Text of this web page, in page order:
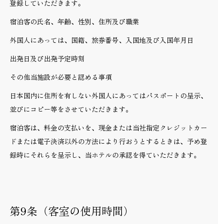
登録していただきます。
宿泊客の氏名、年齢、性別、住所及び職業
外国人にあっては、国籍、旅券番号、入国地及び入国年月日
出発日及び出発予定時刻
その他当施設が必要と認める事項
日本国内に住所を有しない外国人にあってはパスポートの呈示、
並びにコピー等をさせていただきます。
宿泊客は、料金の支払いを、現金または当社指定クレジットカー
ドまたは電子決済以外の方法により行おうとするときは、予め登
録時にそれらを呈示し、当ホテルの承認を得ていただきます。
第9条（客室の使用時間）